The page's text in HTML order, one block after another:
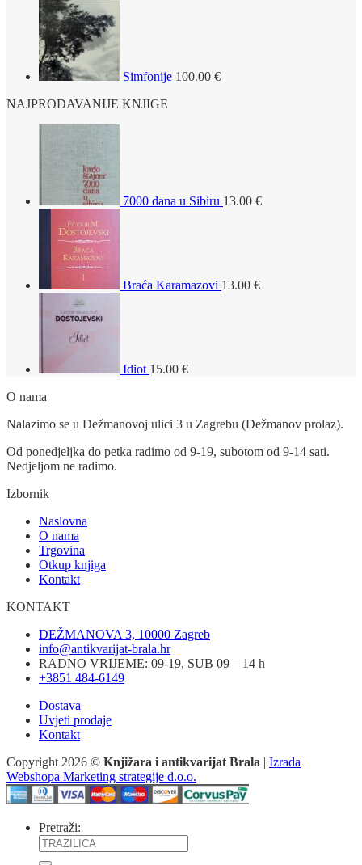
Simfonije 100.00 €
NAJPRODAVANIJE KNJIGE
7000 dana u Sibiru 13.00 €
Braća Karamazovi 13.00 €
Idiot 15.00 €
O nama
Nalazimo se u Dežmanovoj ulici 3 u Zagrebu (Dežmanov prolaz).
Od ponedjeljka do petka radimo od 9-19, subotom od 9-14 sati.
Nedjeljom ne radimo.
Izbornik
Naslovna
O nama
Trgovina
Otkup knjiga
Kontakt
KONTAKT
DEŽMANOVA 3, 10000 Zagreb
info@antikvarijat-brala.hr
RADNO VRIJEME: 09-19, SUB 09 – 14 h
+3851 484-6149
Dostava
Uvjeti prodaje
Kontakt
Copyright 2026 © Knjižara i antikvarijat Brala | Izrada
Webshopa Marketing strategije d.o.o.
Pretraži: